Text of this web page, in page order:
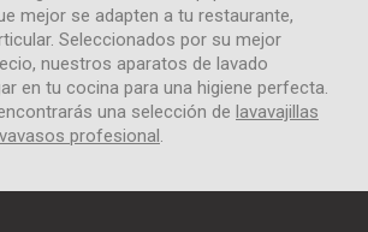
mejor se adapten a tu restaurante,
Seleccionados por su mejor
nuestros aparatos de lavado
en tu cocina para una higiene perfecta.
una selección de lavavajillas
profesional.